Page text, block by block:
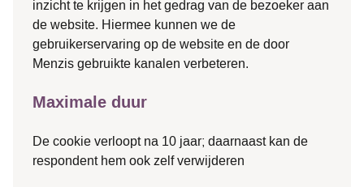
inzicht te krijgen in het gedrag van de bezoeker aan
de website. Hiermee kunnen we de
gebruikerservaring op de website en de door
Menzis gebruikte kanalen verbeteren.
Maximale duur
De cookie verloopt na 10 jaar; daarnaast kan de
respondent hem ook zelf verwijderen